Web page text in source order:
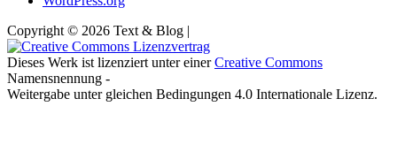
Copyright © 2026 Text & Blog |
Dieses Werk ist lizenziert unter einerCreative Commons
Namensnennung -
Weitergabe unter gleichen Bedingungen 4.0 Internationale Lizenz.